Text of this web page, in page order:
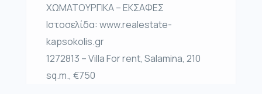
ΧΩΜΑΤΟΥΡΓΙΚΑ – ΕΚΣΑΦΕΣ
Ιστοσελίδα: www.realestate-
kapsokolis.gr
1272813 – Villa For rent, Salamina, 210
sq.m., €750